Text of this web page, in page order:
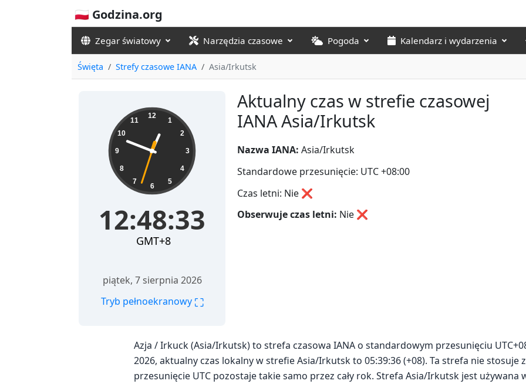
🇵🇱 Godzina.org
Zegar światowy Narzędzia czasowe Pogoda Kalendarz i wydarzenia
Święta Strefy czasowe IANA Asia/Irkutsk
Aktualny czas w strefie czasowej
IANA Asia/Irkutsk
12:48:33 12
1
2
3
4
5
6
7
8
9
10
11
12:48:33
GMT+8
piątek, 7 sierpnia 2026
Tryb pełnoekranowy ⛶
Nazwa IANA: Asia/Irkutsk
Standardowe przesunięcie: UTC +08:00
Czas letni: Nie ❌
Obserwuje czas letni: Nie ❌
Azja / Irkuck (Asia/Irkutsk) to strefa czasowa IANA o standardowym przesunięciu
2026, aktualny czas lokalny w strefie Asia/Irkutsk to 05:39:36 (+08). Ta strefa nie stosuje
przesunięcie UTC pozostaje takie samo przez cały rok. Strefa Asia/Irkutsk jest używana